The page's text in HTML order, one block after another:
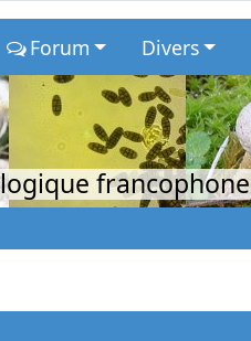
Forum Divers
francophone